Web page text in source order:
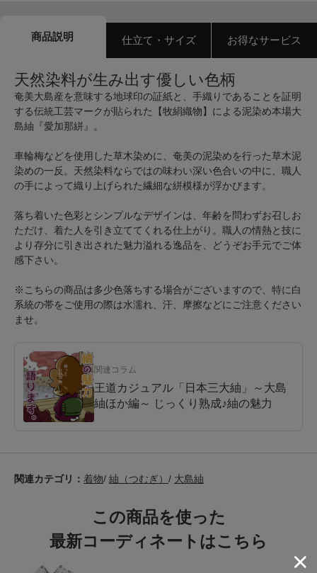
商品説明 仕立て・サイズ お得なサービス
天然染料が生み出す優しい色柄
奄美大島産を意味する地球印の証紙と、手織りであることを証明
する伝統工芸マークが貼られた【牧絹織物】による泥染め本場大
島紬『愛加那絣』。
車輪梅などを使用した草木染めに、奄美の泥染めを行った草木泥
染めの一反。天然染料ならではの味わい深い色合いの中に、職人
の手によって織り上げられた繊細な絣模様が浮かびます。
落ち着いた色彩とシンプルなデザインは、年齢を問わずお召しお
ただけ、着た人を引き立ててくれる仕上がり。職人の情熱と技に
より存分に引き出された魅力溢れる逸品を、どうぞお手元でご体
感下さい。
※こちらの商品は多少色落ちする場合がございますので、特に白
系統の帯をご使用の際は水濡れ、汗、摩擦などにご注意ください
ませ。
関連コラム
王道カジュアル「日本三大紬」～大島
紬ほか編～ じっくり熟成♪紬の魅力
関連カテゴリ： 着物/ 紬（つむぎ） / 大島紬
この商品を使った
最新コーディネートはこちら